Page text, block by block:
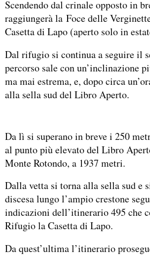
Scendendo dal crinale opposto in
raggiungerà la Foce delle
Casetta di Lapo (aperto solo in
Dal rifugio si continua a seguire il
percorso sale con un’inclinazione
ma mai estrema, e, dopo circa
alla sella sud del Libro Aperto.
Da lì si superano in breve i 250
al punto più elevato del Libro
Monte Rotondo, a 1937 metri.
Dalla vetta si torna alla sella sud e
discesa lungo l’ampio crestone
indicazioni dell’itinerario 495 che
Rifugio la Casetta di Lapo.
Da quest’ultima l’itinerario